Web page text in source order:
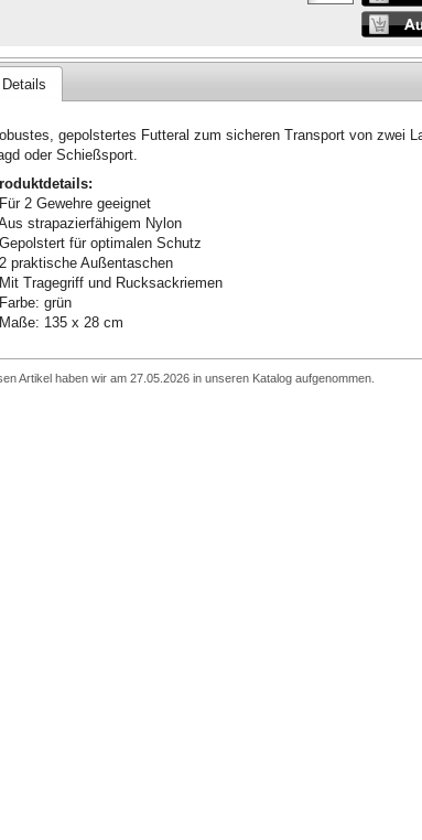
Details
gepolstertes Futteral zum sicheren Transport von zwei
oder Schießsport.
2 Gewehre geeignet
strapazierfähigem Nylon
für optimalen Schutz
praktische Außentaschen
Tragegriff und Rucksackriemen
grün
135 x 28 cm
Artikel haben wir am 27.05.2026 in unseren Katalog aufgenommen.